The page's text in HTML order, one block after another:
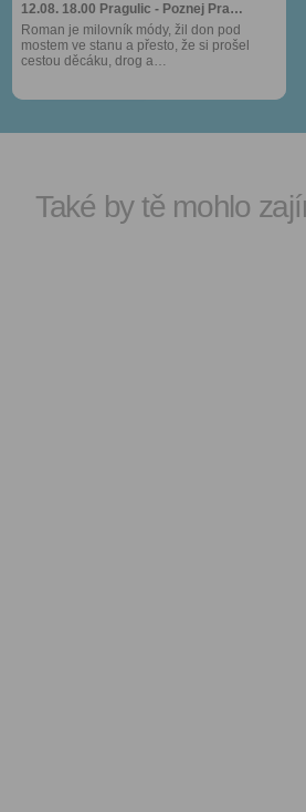
12.08. 18.00 Pragulic - Poznej Pra…
Roman je milovník módy, žil don pod
mostem ve stanu a přesto, že si prošel
cestou děcáku, drog a…
12.08. 18.00 Pragulic - Poznej Pra…
Roman je milovník módy, žil don pod
mostem ve stanu a přesto, že si prošel
cestou děcáku, drog a…
Také by tě mohlo